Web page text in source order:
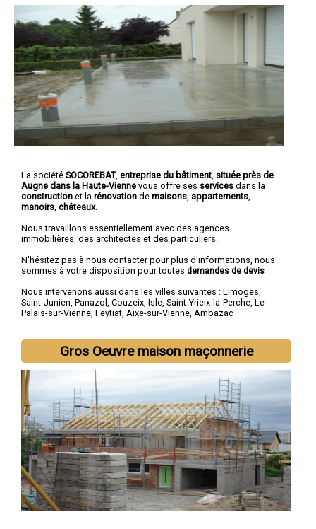
La société SOCOREBAT, entreprise du bâtiment située près de
Augne dans la Haute-Vienne vous offre ses services dans la
construction et la rénovation de maisons appartements
manoirs châteaux.
Nous travaillons essentiellement avec des agences
immobilières, des architectes et des particuliers.
N'hésitez pas à nous contacter pour plus d'informations, nous
sommes à votre disposition pour toutes demandes de devis
Nous intervenons aussi dans les villes suivantes : Limoges
Saint-Junien Panazol Couzeix Isle Saint-Yrieix-la-Perche Le
Palais-sur-Vienne Feytiat Aixe-sur-Vienne Ambazac
Gros Oeuvre maison maçonnerie